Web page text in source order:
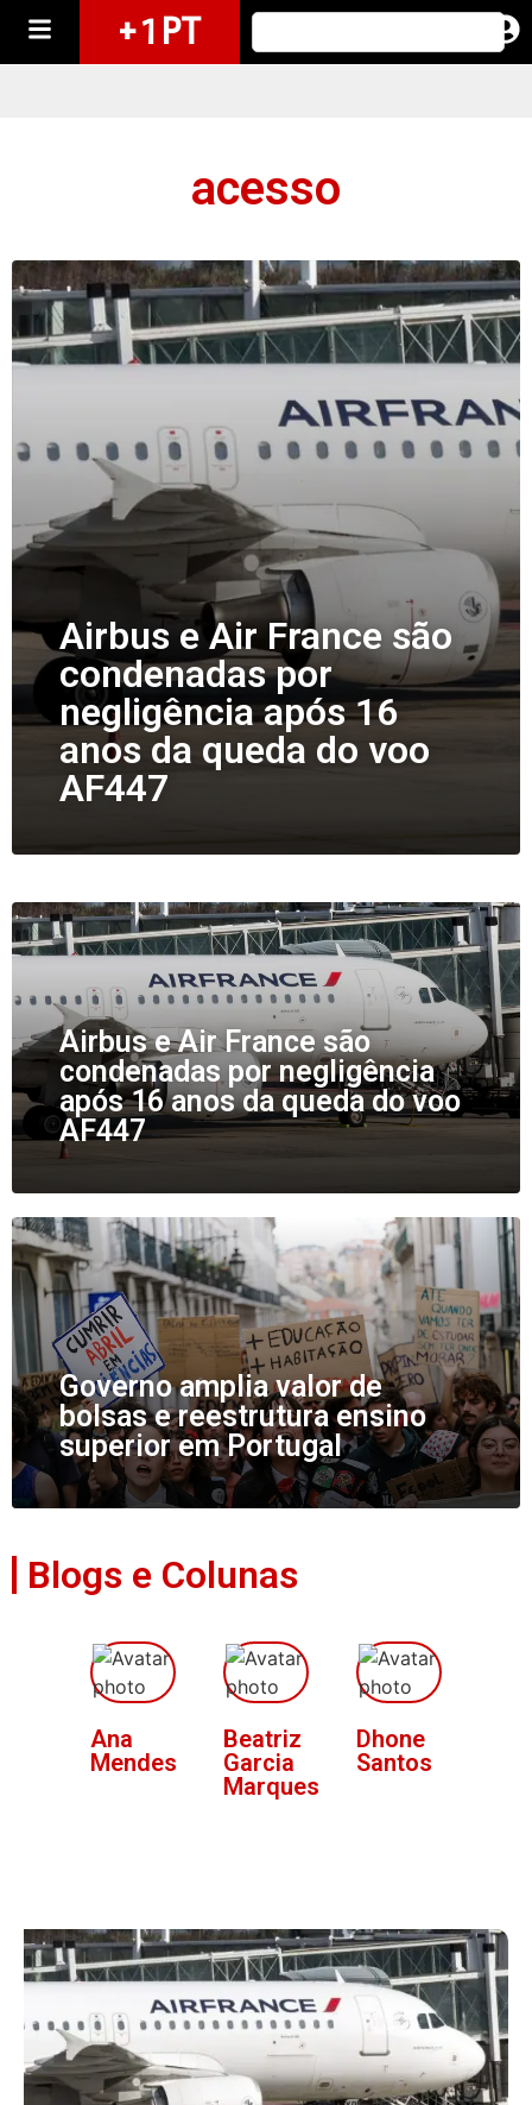
+ 1 PT
acesso
Airbus e Air France são
condenadas por
negligência após 16
anos da queda do voo
AF447
Airbus e Air France são
condenadas por negligência
após 16 anos da queda do voo
AF447
Governo amplia valor de
bolsas e reestrutura ensino
superior em Portugal
Blogs e Colunas
Ana
Mendes
Beatriz
Garcia
Marques
Dhone
Santos